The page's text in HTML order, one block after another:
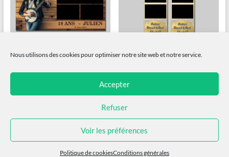
Nous utilisons des cookies pour optimiser notre site web et notre service.
Accepter
Refuser
Voir les préférences
Politique de cookiesConditions générales
Country 3
Offert
Ajouter au panier
Parisienne dorée
Ajouter au panier